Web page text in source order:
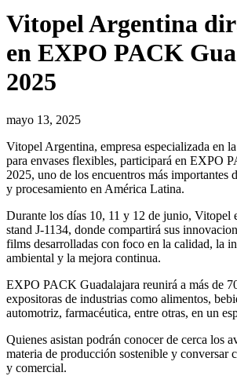
Vitopel Argentina
en EXPO PACK
2025
mayo 13, 2025
Vitopel Argentina, empresa especializada en
para envases flexibles, participará en EXPO
2025, uno de los encuentros más importantes
y procesamiento en América Latina.
Durante los días 10, 11 y 12 de junio, Vitopel
stand J-1134, donde compartirá sus
films desarrolladas con foco en la calidad, la
ambiental y la mejora continua.
EXPO PACK Guadalajara reunirá a más de
expositoras de industrias como alimentos,
automotriz, farmacéutica, entre otras, en un
Quienes asistan podrán conocer de cerca los
materia de producción sostenible y conversar
y comercial.